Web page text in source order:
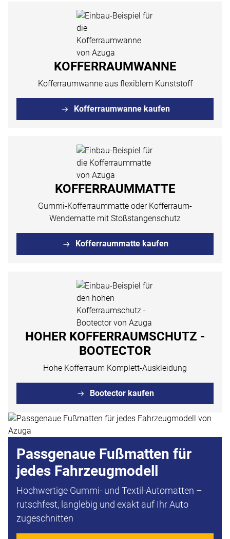
KOFFERRAUMWANNE
Kofferraumwanne aus flexiblem Kunststoff
Kofferraumwanne kaufen
KOFFERRAUMMATTE
Gummi-Kofferraummatte oder Kofferraum-
Wendematte mit Stoßstangenschutz
Kofferraummatte kaufen
HOHER KOFFERRAUMSCHUTZ -
BOOTECTOR
Hohe Kofferraum Komplett-Auskleidung
Bootector kaufen
Passgenaue Fußmatten für
jedes Fahrzeugmodell
Hochwertige Gummi- und Textil-Automatten –
rutschfest, langlebig und exakt auf Ihr Auto
zugeschnitten